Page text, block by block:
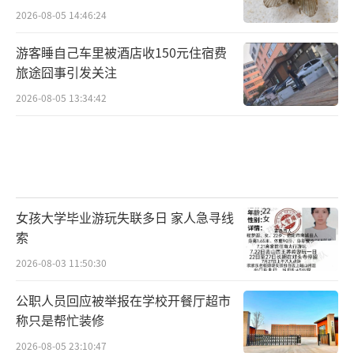
2026-08-05 14:46:24
游客睡自己车里被酒店收150元住宿费
旅途囧事引发关注
2026-08-05 13:34:42
女孩大学毕业游玩失联多日 家人急寻线
索
2026-08-03 11:50:30
公职人员回应被举报在学校开餐厅超市
称只是帮忙装修
2026-08-05 23:10:47